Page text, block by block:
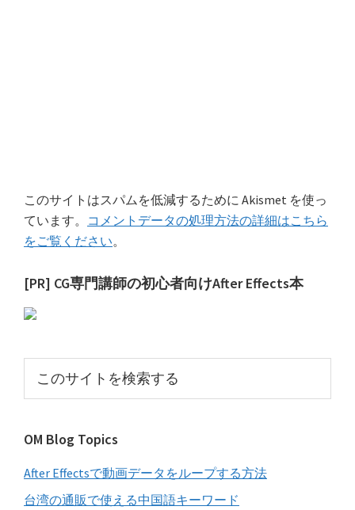
このサイトはスパムを低減するために Akismet を使っ
ています。 コメントデータの処理方法の詳細はこちら
をご覧ください。
最
初
サ
イ
バ
ー
[PR] CG専門講師の初心者向けAfter Effects本
ト
検
索
OM Blog Topics
After Effectsで動画データをループする方法
台湾の通販で使える中国語キーワード